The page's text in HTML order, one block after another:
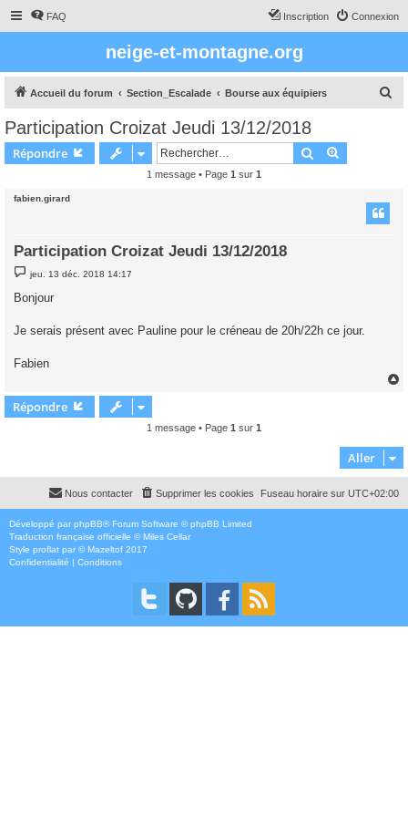
FAQ Connexion
Inscription
neige-et-montagne.org
Accueil du forum Section_Escalade Bourse aux équipiers
Participation Croizat Jeudi 13/12/2018
Répondre Rechercher
1 message • Page 1 sur 1
fabien.girard
Participation Croizat Jeudi 13/12/2018
M
e
s
e
jeu. 13 déc. 2018 14:17
Bonjour
Je serais présent avec Pauline pour le créneau de 20h/22h ce jour.
Fabien
Répondre
1 message • Page 1 sur 1
Aller
Fuseau horaire sur UTC+02:00
Supprimer les cookies
Nous contacter
Développé par phpBB® Forum Software © phpBB Limited
Traduction française officielle ©Miles Cellar
Style proflat par ©Mazeltof 2017
Confidentialité | Conditions